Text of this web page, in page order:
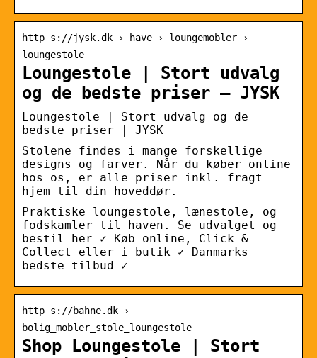
http s://jysk.dk › have › loungemobler ›
loungestole
Loungestole | Stort udvalg
og de bedste priser – JYSK
Loungestole | Stort udvalg og de
bedste priser | JYSK
Stolene findes i mange forskellige
designs og farver. Når du køber online
hos os, er alle priser inkl. fragt
hjem til din hoveddør.
Praktiske loungestole, lænestole, og
fodskamler til haven. Se udvalget og
bestil her ✓ Køb online, Click &
Collect eller i butik ✓ Danmarks
bedste tilbud ✓
http s://bahne.dk ›
bolig_mobler_stole_loungestole
Shop Loungestole | Stort